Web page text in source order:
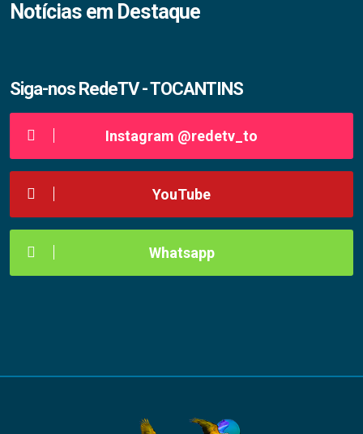
Notícias em Destaque
Siga-nos RedeTV - TOCANTINS
Instagram @redetv_to
YouTube
Whatsapp